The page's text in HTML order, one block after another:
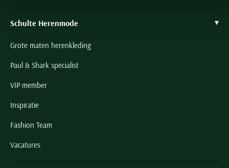
Schulte Herenmode
Grote maten herenkleding
Paul & Shark specialist
VIP member
Inspiratie
Fashion Team
Vacatures